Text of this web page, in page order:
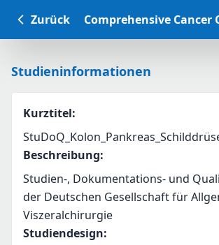
Zurück
Studieninformationen
Kurztitel:
Beschreibung:
Studien-, Dokumentations- und
der Deutschen Gesellschaft für
Viszeralchirurgie
Studiendesign: